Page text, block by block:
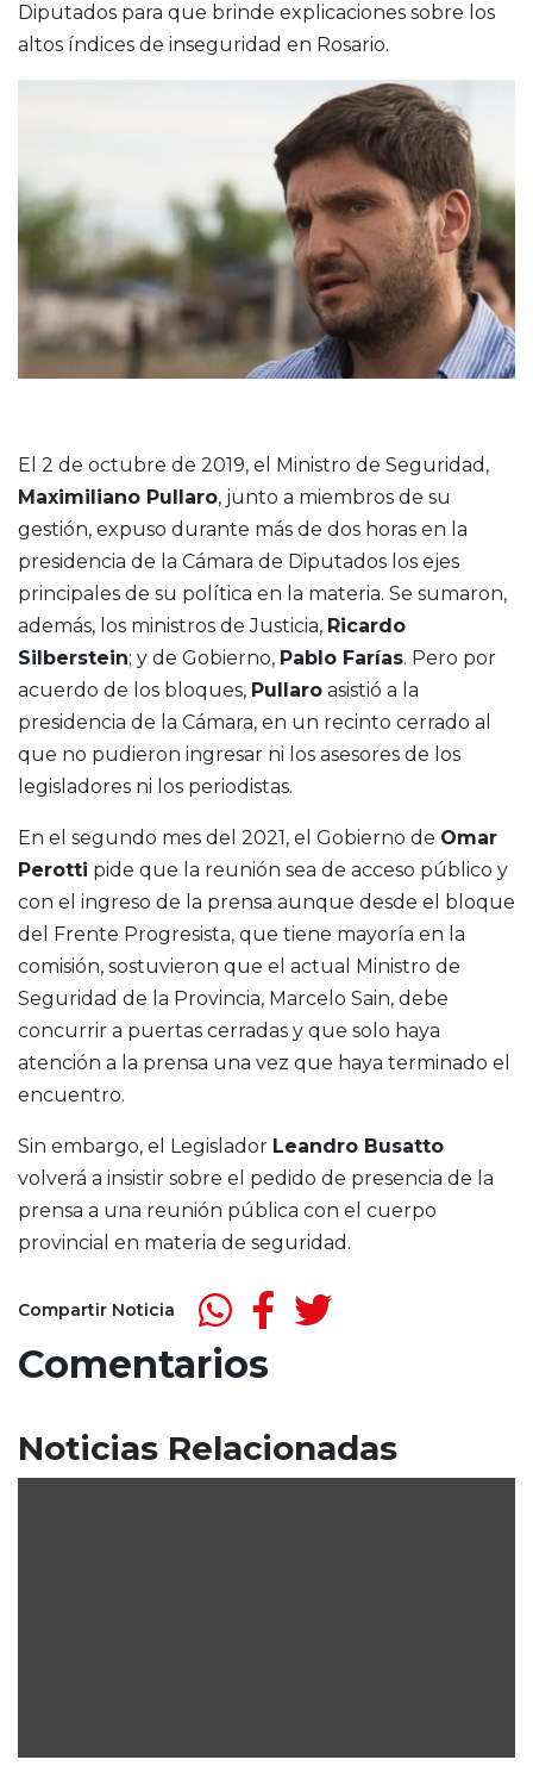
Diputados para que brinde explicaciones sobre los
altos índices de inseguridad en Rosario.
El 2 de octubre de 2019, el Ministro de Seguridad,
Maximiliano Pullaro, junto a miembros de su
gestión, expuso durante más de dos horas en la
presidencia de la Cámara de Diputados los ejes
principales de su política en la materia. Se sumaron,
además, los ministros de Justicia, Ricardo
Silberstein; y de Gobierno, Pablo Farías. Pero por
acuerdo de los bloques, Pullaro asistió a la
presidencia de la Cámara, en un recinto cerrado al
que no pudieron ingresar ni los asesores de los
legisladores ni los periodistas.
En el segundo mes del 2021, el Gobierno de Omar
Perotti pide que la reunión sea de acceso público y
con el ingreso de la prensa aunque desde el bloque
del Frente Progresista, que tiene mayoría en la
comisión, sostuvieron que el actual Ministro de
Seguridad de la Provincia, Marcelo Sain, debe
concurrir a puertas cerradas y que solo haya
atención a la prensa una vez que haya terminado el
encuentro.
Sin embargo, el Legislador Leandro Busatto
volverá a insistir sobre el pedido de presencia de la
prensa a una reunión pública con el cuerpo
provincial en materia de seguridad.
Compartir Noticia
Comentarios
Noticias Relacionadas